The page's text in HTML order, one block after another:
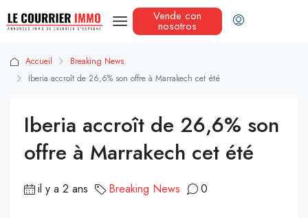
Vende con
nosotros
Accueil
Breaking News
Iberia accroît de 26,6% son offre à Marrakech cet été
Iberia accroît de 26,6% son
offre à Marrakech cet été
il y a 2 ans Breaking News 0